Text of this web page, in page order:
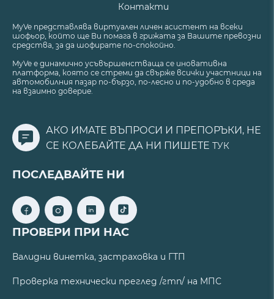
Контакти
MyVe представлява виртуален личен асистент на всеки
шофьор, който ще Ви помага в грижата за Вашите превозни
средства, за да шофирате по-спокойно.
MyVe е динамично усъвършенстваща се иновативна
платформа, която се стреми да свърже всички участници на
автомобилния пазар по-бързо, по-лесно и по-удобно в среда
на взаимно доверие.
АКО ИМАТЕ ВЪПРОСИ И ПРЕПОРЪКИ, НЕ
СЕ КОЛЕБАЙТЕ ДА НИ ПИШЕТЕ ТУК
ПОСЛЕДВАЙТЕ НИ
ПРОВЕРИ ПРИ НАС
Валидни винетка, застраховка и ГТП
Проверка технически преглед /гтп/ на МПС